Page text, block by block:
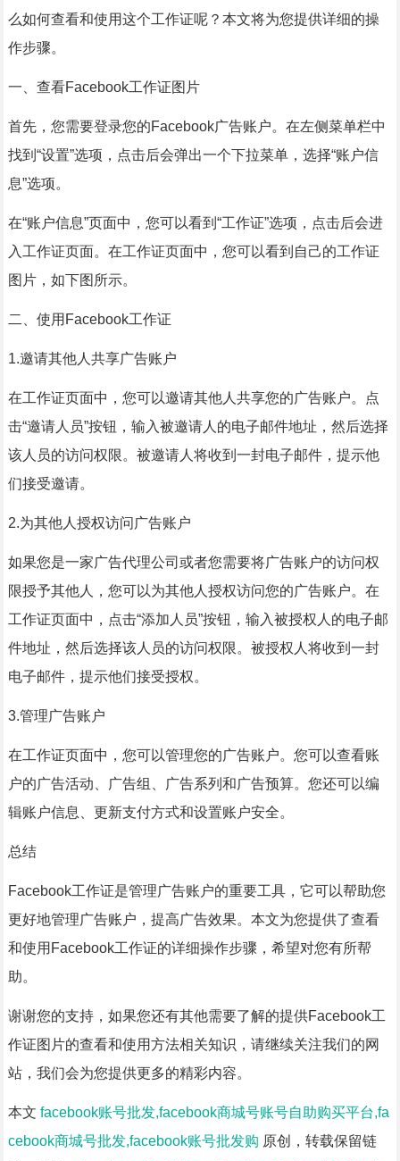
么如何查看和使用这个工作证呢？本文将为您提供详细的操
作步骤。
一、查看Facebook工作证图片
首先，您需要登录您的Facebook广告账户。在左侧菜单栏中
找到“设置”选项，点击后会弹出一个下拉菜单，选择“账户信
息”选项。
在“账户信息”页面中，您可以看到“工作证”选项，点击后会进
入工作证页面。在工作证页面中，您可以看到自己的工作证
图片，如下图所示。
二、使用Facebook工作证
1.邀请其他人共享广告账户
在工作证页面中，您可以邀请其他人共享您的广告账户。点
击“邀请人员”按钮，输入被邀请人的电子邮件地址，然后选择
该人员的访问权限。被邀请人将收到一封电子邮件，提示他
们接受邀请。
2.为其他人授权访问广告账户
如果您是一家广告代理公司或者您需要将广告账户的访问权
限授予其他人，您可以为其他人授权访问您的广告账户。在
工作证页面中，点击“添加人员”按钮，输入被授权人的电子邮
件地址，然后选择该人员的访问权限。被授权人将收到一封
电子邮件，提示他们接受授权。
3.管理广告账户
在工作证页面中，您可以管理您的广告账户。您可以查看账
户的广告活动、广告组、广告系列和广告预算。您还可以编
辑账户信息、更新支付方式和设置账户安全。
总结
Facebook工作证是管理广告账户的重要工具，它可以帮助您
更好地管理广告账户，提高广告效果。本文为您提供了查看
和使用Facebook工作证的详细操作步骤，希望对您有所帮
助。
谢谢您的支持，如果您还有其他需要了解的提供Facebook工
作证图片的查看和使用方法相关知识，请继续关注我们的网
站，我们会为您提供更多的精彩内容。
本文 facebook账号批发,facebook商城号账号自助购买平台,fa
cebook商城号批发,facebook账号批发购 原创，转载保留链